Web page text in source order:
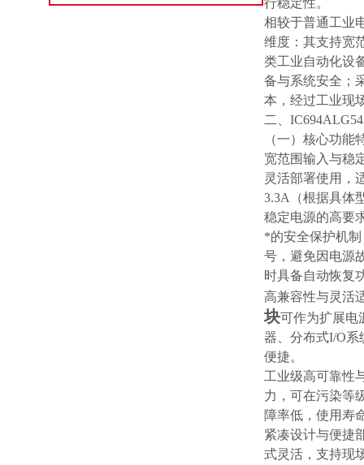
相较于普通工业
维度：其支持宽
类工业自动化设
备与系统安全；
本，经过工业现
二、
（一）核心功能
宽范围输入与稳
灵活部署使用，
3.3A（根据具体
稳定电源的高要
*的安全保护机
号，避免因电源
时具备自动恢复
高兼容性与灵活
块可作为扩展电
器、分布式I/O系
便捷。
工业级高可靠性
力，可在污染等
障率低，使用寿
紧凑设计与便捷
式灵活，支持现